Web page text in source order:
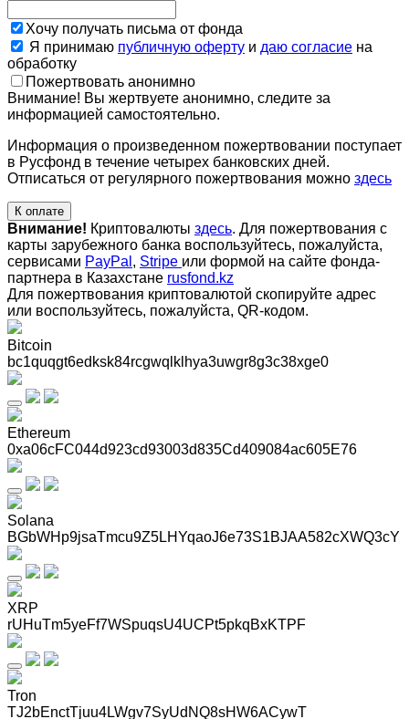
Хочу получать письма от фонда
Я принимаю публичную оферту и даю согласие на
обработку
Пожертвовать анонимно
Внимание! Вы жертвуете анонимно, следите за
информацией самостоятельно.
Информация о произведенном пожертвовании поступает
в Русфонд в течение четырех банковских дней.
Отписаться от регулярного пожертвования можно здесь
К оплате
Внимание! Криптовалюты здесь. Для пожертвования с
карты зарубежного банка воспользуйтесь, пожалуйста,
сервисами PayPal , Stripe или формой на сайте фонда-
партнера в Казахстане rusfond.kz
Для пожертвования криптовалютой скопируйте адрес
или воспользуйтесь, пожалуйста, QR-кодом.
Bitcoin
bc1quqgt6edksk84rcgwqlklhya3uwgr8g3c38xge0
Ethereum
0xa06cFC044d923cd93003d835Cd409084ac605E76
Solana
BGbWHp9jsaTmcu9Z5LHYqaoJ6e73S1BJAA582cXWQ3cY
XRP
rUHuTm5yeFf7WSpuqsU4UCPt5pkqBxKTPF
Tron
TJ2bEnctTjuu4LWgv7SyUdNQ8sHW6ACywT